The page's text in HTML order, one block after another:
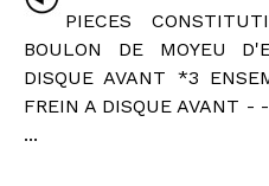
PIECES
BOULON DE MOYEU
DISQUE AVANT *3
FREIN A DISQUE AVANT
...